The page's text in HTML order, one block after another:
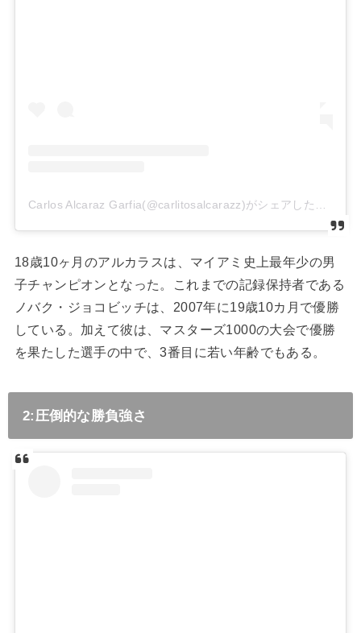
18歳10ヶ月のアルカラスは、マイアミ史上最年少の男
子チャンピオンとなった。これまでの記録保持者である
ノバク・ジョコビッチは、 2007年に19歳10カ月で優勝
している。加えて彼は、マスターズ1000の大会で優勝
を果たした選手の中で、3番目に若い年齢でもある。
2:圧倒的な勝負強さ